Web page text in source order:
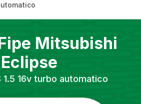
Mitsubishi
Eclipse
1.5 16v turbo automatico